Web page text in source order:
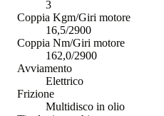
3
Coppia Kgm/Giri motore
16,5/2900
Coppia Nm/Giri motore
162,0/2900
Avviamento
Elettrico
Frizione
Multidisco in olio